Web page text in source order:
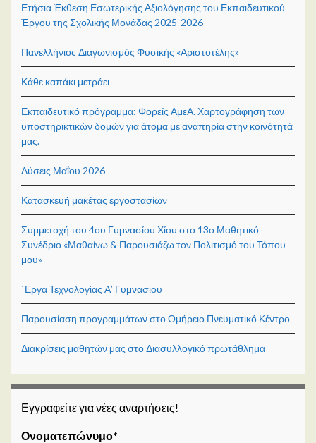
Ετήσια Έκθεση Εσωτερικής Αξιολόγησης του Εκπαιδευτικού
Έργου της Σχολικής Μονάδας 2025-2026
Πανελλήνιος Διαγωνισμός Φυσικής «Αριστοτέλης»
Κάθε καπάκι μετράει
Εκπαιδευτικό πρόγραμμα: Φορείς ΑμεΑ. Χαρτογράφηση των
υποστηρικτικών δομών για άτομα με αναπηρία στην κοινότητά
μας.
Λύσεις Μαΐου 2026
Κατασκευή μακέτας εργοστασίων
Συμμετοχή του 4ου Γυμνασίου Χίου στο 13ο Μαθητικό
Συνέδριο «Μαθαίνω & Παρουσιάζω τον Πολιτισμό του Τόπου
μου»
΄Εργα Τεχνολογίας Α’ Γυμνασίου
Παρουσίαση προγραμμάτων στο Ομήρειο Πνευματικό Κέντρο
Διακρίσεις μαθητών μας στο Διασυλλογικό πρωτάθλημα
Εγγραφείτε για νέες αναρτήσεις!
Ονοματεπώνυμο*